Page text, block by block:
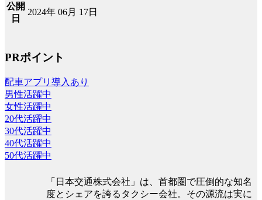
公開
日
2024年 06月 17日
PRポイント
配車アプリ導入あり
男性活躍中
女性活躍中
20代活躍中
30代活躍中
40代活躍中
50代活躍中
「日本交通株式会社」は、首都圏で圧倒的な知名
度とシェアを誇るタクシー会社。その源流は実に